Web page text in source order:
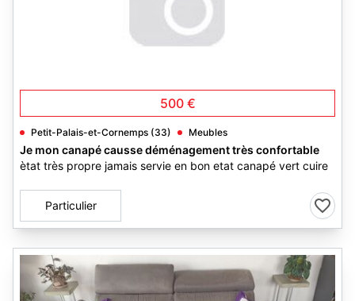
500 €
Petit-Palais-et-Cornemps (33) Meubles
Je mon canapé causse déménagement très confortable
ètat très propre jamais servie en bon etat canapé vert cuire
Particulier